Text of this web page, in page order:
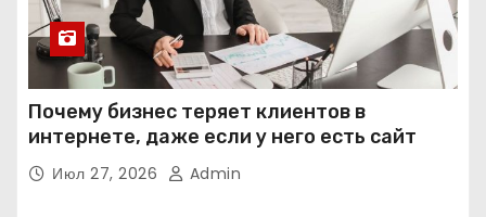
Почему бизнес теряет клиентов в
интернете, даже если у него есть сайт
Июл 27, 2026 Admin